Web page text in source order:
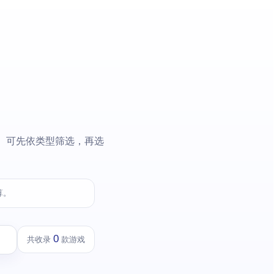
可先依类型筛选，再选
共收录0 款游戏